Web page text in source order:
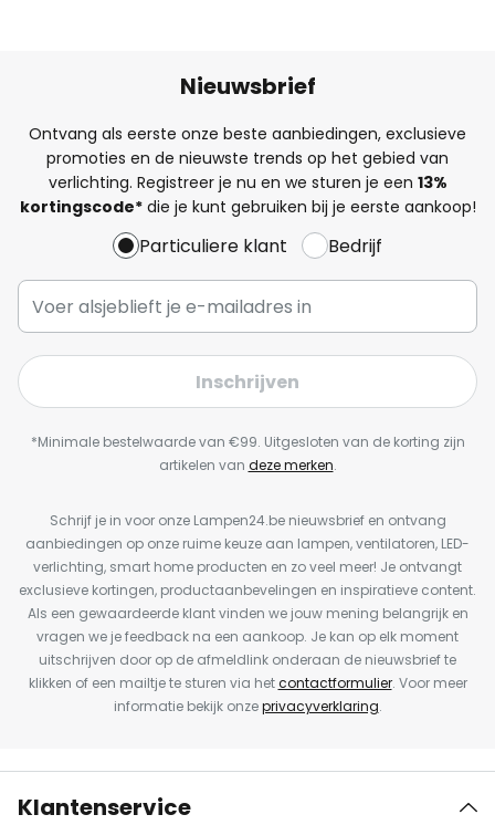
Nieuwsbrief
Ontvang als eerste onze beste aanbiedingen, exclusieve
promoties en de nieuwste trends op het gebied van
verlichting. Registreer je nu en we sturen je een 13%
kortingscode*die je kunt gebruiken bij je eerste aankoop!
Particuliere klant Bedrijf
Inschrijven
*Minimale bestelwaarde van €99. Uitgesloten van de korting zijn
artikelen van deze merken.
Schrijf je in voor onze Lampen24.be nieuwsbrief en ontvang
aanbiedingen op onze ruime keuze aan lampen, ventilatoren, LED-
verlichting, smart home producten en zo veel meer! Je ontvangt
exclusieve kortingen, productaanbevelingen en inspiratieve content.
Als een gewaardeerde klant vinden we jouw mening belangrijk en
vragen we je feedback na een aankoop. Je kan op elk moment
uitschrijven door op de afmeldlink onderaan de nieuwsbrief te
klikken of een mailtje te sturen via hetcontactformulier. Voor meer
informatie bekijk onzeprivacyverklaring.
Klantenservice